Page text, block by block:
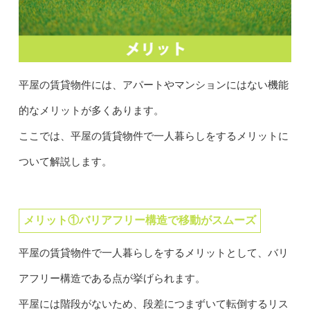
平屋の賃貸物件には、アパートやマンションにはない機能
的なメリットが多くあります。
ここでは、平屋の賃貸物件で一人暮らしをするメリットに
ついて解説します。
メリット①バリアフリー構造で移動がスムーズ
平屋の賃貸物件で一人暮らしをするメリットとして、バリ
アフリー構造である点が挙げられます。
平屋には階段がないため、段差につまずいて転倒するリス